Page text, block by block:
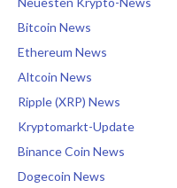
Bitcoin News
Ethereum News
Altcoin News
Ripple (XRP) News
Kryptomarkt-Update
Binance Coin News
Dogecoin News